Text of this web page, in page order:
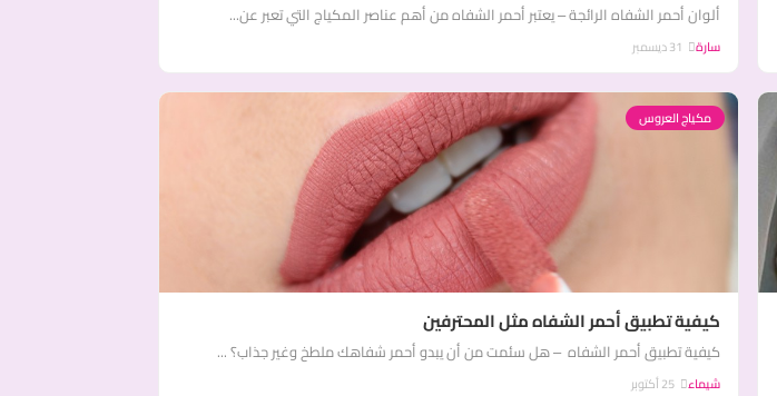
ألوان أحمر الشفاه الرائجة – يعتبر أحمر الشفاه من أهم عناصر المكياج التي تعبر عن...
سارة
مكياج العروس
كيفية تطبيق أحمر الشفاه مثل المحترفين
كيفية تطبيق أحمر الشفاه – هل سئمت من أن يبدو أحمر شفاهك ملطخ وغير جذاب؟ ...
شيماء